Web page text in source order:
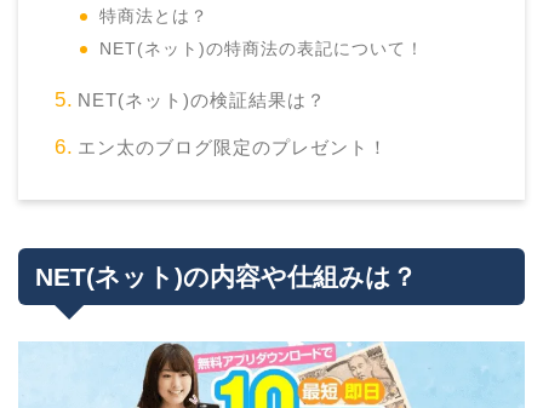
特商法とは？
NET(ネット)の特商法の表記について！
NET(ネット)の検証結果は？
エン太のブログ限定のプレゼント！
NET(ネット)の内容や仕組みは？